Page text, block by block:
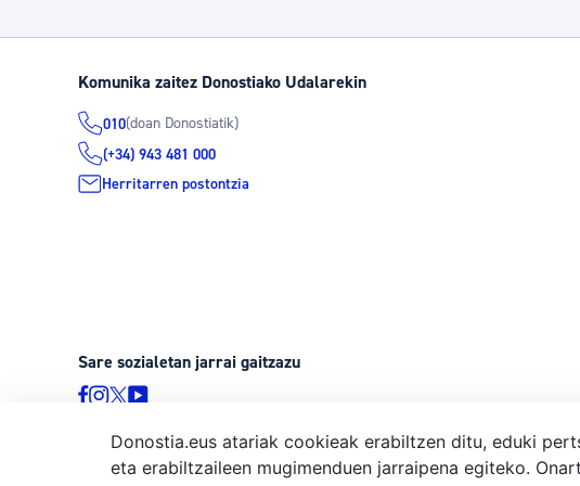
Komunika zaitez Donostiako Udalarekin
010(doan Donostiatik)
(+34) 943 481 000
Herritarren postontzia
Sare sozialetan jarrai gaitzazu
© Donostiako Udala, Ijentea 1, 20003 Donostia
Donostia.eus atariak cookieak erabiltzen ditu, eduki
eta erabiltzaileen mugimenduen jarraipena egiteko.